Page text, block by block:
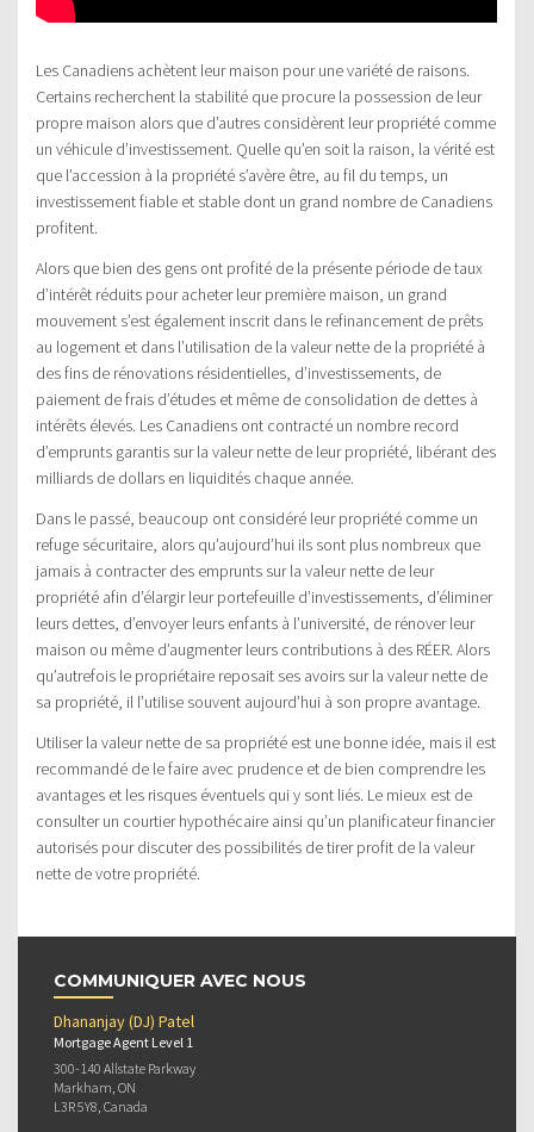
Les Canadiens achètent leur maison pour une variété de raisons.
Certains recherchent la stabilité que procure la possession de leur
propre maison alors que d’autres considèrent leur propriété comme
un véhicule d’investissement. Quelle qu’en soit la raison, la vérité est
que l’accession à la propriété s’avère être, au fil du temps, un
investissement fiable et stable dont un grand nombre de Canadiens
profitent.
Alors que bien des gens ont profité de la présente période de taux
d’intérêt réduits pour acheter leur première maison, un grand
mouvement s’est également inscrit dans le refinancement de prêts
au logement et dans l’utilisation de la valeur nette de la propriété à
des fins de rénovations résidentielles, d’investissements, de
paiement de frais d’études et même de consolidation de dettes à
intérêts élevés. Les Canadiens ont contracté un nombre record
d’emprunts garantis sur la valeur nette de leur propriété, libérant des
milliards de dollars en liquidités chaque année.
Dans le passé, beaucoup ont considéré leur propriété comme un
refuge sécuritaire, alors qu’aujourd’hui ils sont plus nombreux que
jamais à contracter des emprunts sur la valeur nette de leur
propriété afin d’élargir leur portefeuille d’investissements, d’éliminer
leurs dettes, d’envoyer leurs enfants à l’université, de rénover leur
maison ou même d’augmenter leurs contributions à des RÉER. Alors
qu’autrefois le propriétaire reposait ses avoirs sur la valeur nette de
sa propriété, il l’utilise souvent aujourd’hui à son propre avantage.
Utiliser la valeur nette de sa propriété est une bonne idée, mais il est
recommandé de le faire avec prudence et de bien comprendre les
avantages et les risques éventuels qui y sont liés. Le mieux est de
consulter un courtier hypothécaire ainsi qu’un planificateur financier
autorisés pour discuter des possibilités de tirer profit de la valeur
nette de votre propriété.
COMMUNIQUER AVEC NOUS
Dhananjay (DJ) Patel
Mortgage Agent Level 1
300-140 Allstate Parkway
Markham, ON
L3R 5Y8, Canada